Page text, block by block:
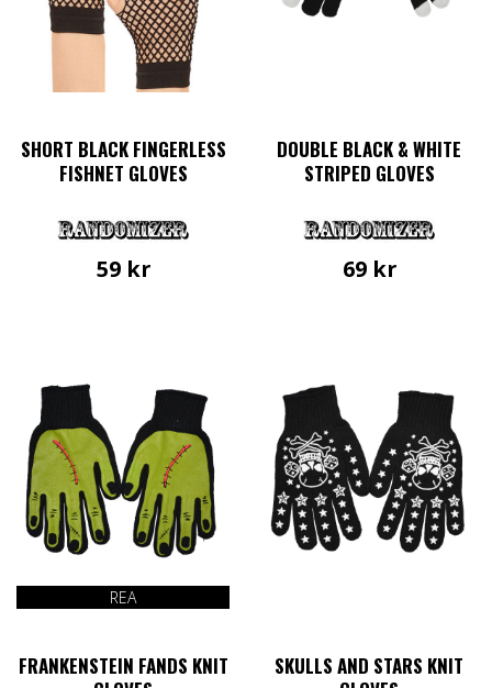
SHORT BLACK FINGERLESS
FISHNET GLOVES
59 kr
DOUBLE BLACK & WHITE
STRIPED GLOVES
69 kr
REA
FRANKENSTEIN FANDS KNIT
SKULLS AND STARS KNIT